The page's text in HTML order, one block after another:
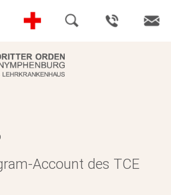
Account des TCE